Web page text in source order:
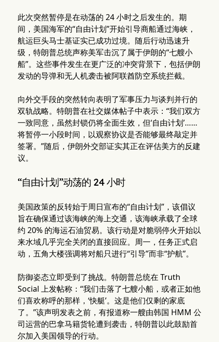
此次突然暂停是在动荡的 24 小时之后发生的。期
间，美国海军的“自由计划”开始引导商船通过海峡，
航运巨头马士基证实已成功过境。随后行动迅速升
级，特朗普总统声称美军击沉了属于伊朗的“七艘小
船”。这些事件发生在更广泛的冲突背景下，包括伊朗
发动的导弹和无人机袭击被阿联酋防空系统拦截。
向外交手段的突然转向表明了军事压力与谈判并行的
双轨战略。特朗普在社交媒体帖子中表示：“我们双方
一致同意，虽然封锁仍将全面生效，但‘自由计划’……
将暂停一小段时间，以观察协议是否能够最终敲定并
签署。”随后，伊朗外交部证实其正在评估美方的反建
议。
“自由计划”动荡的 24 小时
美国政策的反转始于周日宣布的“自由计划”，该倡议
旨在确保通过该海峡的海上交通，该海峡承载了全球
约 20% 的海运石油贸易。该行动是对脆弱停火开始以
来水域几乎完全关闭的直接回应。周一，任务正式启
动，五角大楼强调将对船只进行“引导”而非“护航”。
防御姿态立即受到了挑战。特朗普总统在 Truth
Social 上发帖称：“我们击落了七艘小船，或者正如他
们喜欢称呼的那样，‘快艇’。这是他们仅剩的家底
了。”该声明发表之前，有报道称一艘由韩国 HMM 公
司运营的巴拿马籍货轮遭到袭击，特朗普以此鼓励首
尔加入美国领导的行动。